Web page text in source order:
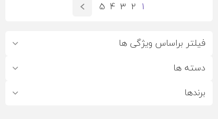
فیلتر براساس ویژگی ها
دسته ها
برندها
1
2
3
4
5